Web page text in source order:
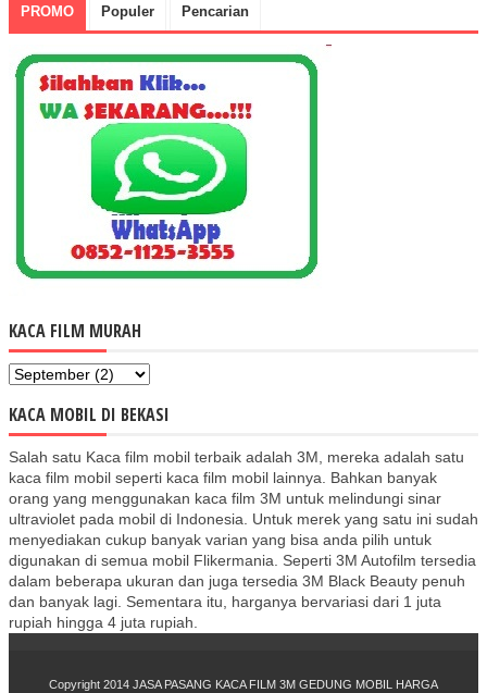
PROMO Populer Pencarian
KACA FILM MURAH
KACA MOBIL DI BEKASI
Salah satu Kaca film mobil terbaik adalah 3M, mereka adalah satu
kaca film mobil seperti kaca film mobil lainnya. Bahkan banyak
orang yang menggunakan kaca film 3M untuk melindungi sinar
ultraviolet pada mobil di Indonesia. Untuk merek yang satu ini sudah
menyediakan cukup banyak varian yang bisa anda pilih untuk
digunakan di semua mobil Flikermania. Seperti 3M Autofilm tersedia
dalam beberapa ukuran dan juga tersedia 3M Black Beauty penuh
dan banyak lagi. Sementara itu, harganya bervariasi dari 1 juta
rupiah hingga 4 juta rupiah.
Copyright 2014 JASA PASANG KACA FILM 3M GEDUNG MOBIL HARGA